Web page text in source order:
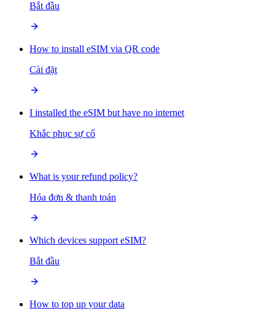
Bắt đầu
How to install eSIM via QR code
Cài đặt
I installed the eSIM but have no internet
Khắc phục sự cố
What is your refund policy?
Hóa đơn & thanh toán
Which devices support eSIM?
Bắt đầu
How to top up your data